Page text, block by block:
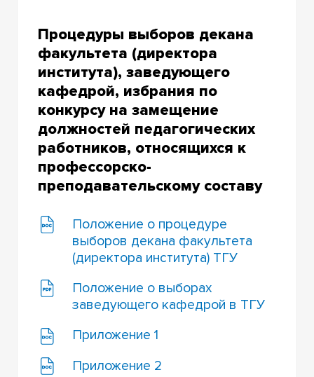
Процедуры выборов декана
факультета (директора
института), заведующего
кафедрой, избрания по
конкурсу на замещение
должностей педагогических
работников, относящихся к
профессорско-
преподавательскому составу
Положение о процедуре
выборов декана факультета
(директора института) ТГУ
Положение о выборах
заведующего кафедрой в ТГУ
Приложение 1
Приложение 2